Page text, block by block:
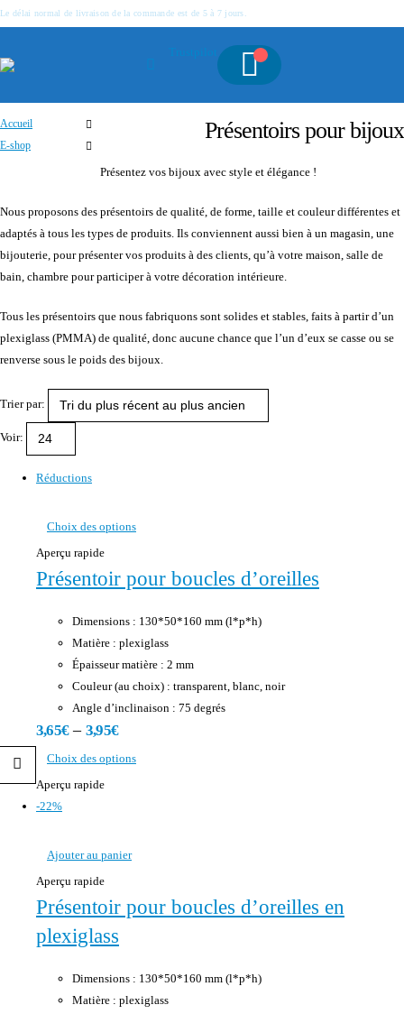
Le délai normal de livraison de la commande est de 5 à 7 jours.
Trustpilot
Présentoirs pour bijoux
Accueil
E-shop
Présentez vos bijoux avec style et élégance !
Nous proposons des présentoirs de qualité, de forme, taille et couleur différentes et
adaptés à tous les types de produits. Ils conviennent aussi bien à un magasin, une
bijouterie, pour présenter vos produits à des clients, qu’à votre maison, salle de
bain, chambre pour participer à votre décoration intérieure.
Tous les présentoirs que nous fabriquons sont solides et stables, faits à partir d’un
plexiglass (PMMA) de qualité, donc aucune chance que l’un d’eux se casse ou se
renverse sous le poids des bijoux.
Trier par:
Voir:
Réductions
Choix des options
Aperçu rapide
Présentoir pour boucles d’oreilles
Dimensions : 130*50*160 mm (l*p*h)
Matière : plexiglass
Épaisseur matière : 2 mm
Couleur (au choix) : transparent, blanc, noir
Angle d’inclinaison : 75 degrés
3,65€–3,95€
Choix des options
Aperçu rapide
-22%
Ajouter au panier
Aperçu rapide
Présentoir pour boucles d’oreilles en
plexiglass
Dimensions : 130*50*160 mm (l*p*h)
Matière : plexiglass